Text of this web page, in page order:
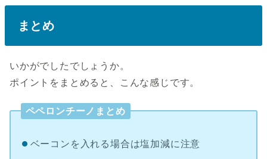
まとめ
いかがでしたでしょうか。
ポイントをまとめると、こんな感じです。
ペペロンチーノまとめ
ベーコンを入れる場合は塩加減に注意